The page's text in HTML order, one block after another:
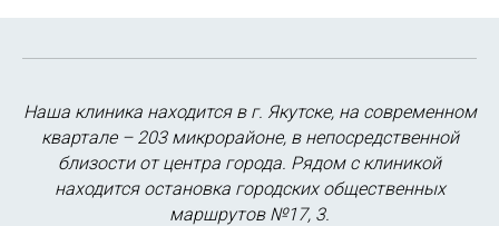
Наша клиника находится в г. Якутске, на современном
квартале – 203 микрорайоне, в непосредственной
близости от центра города. Рядом с клиникой
находится остановка городских общественных
маршрутов №17, 3.